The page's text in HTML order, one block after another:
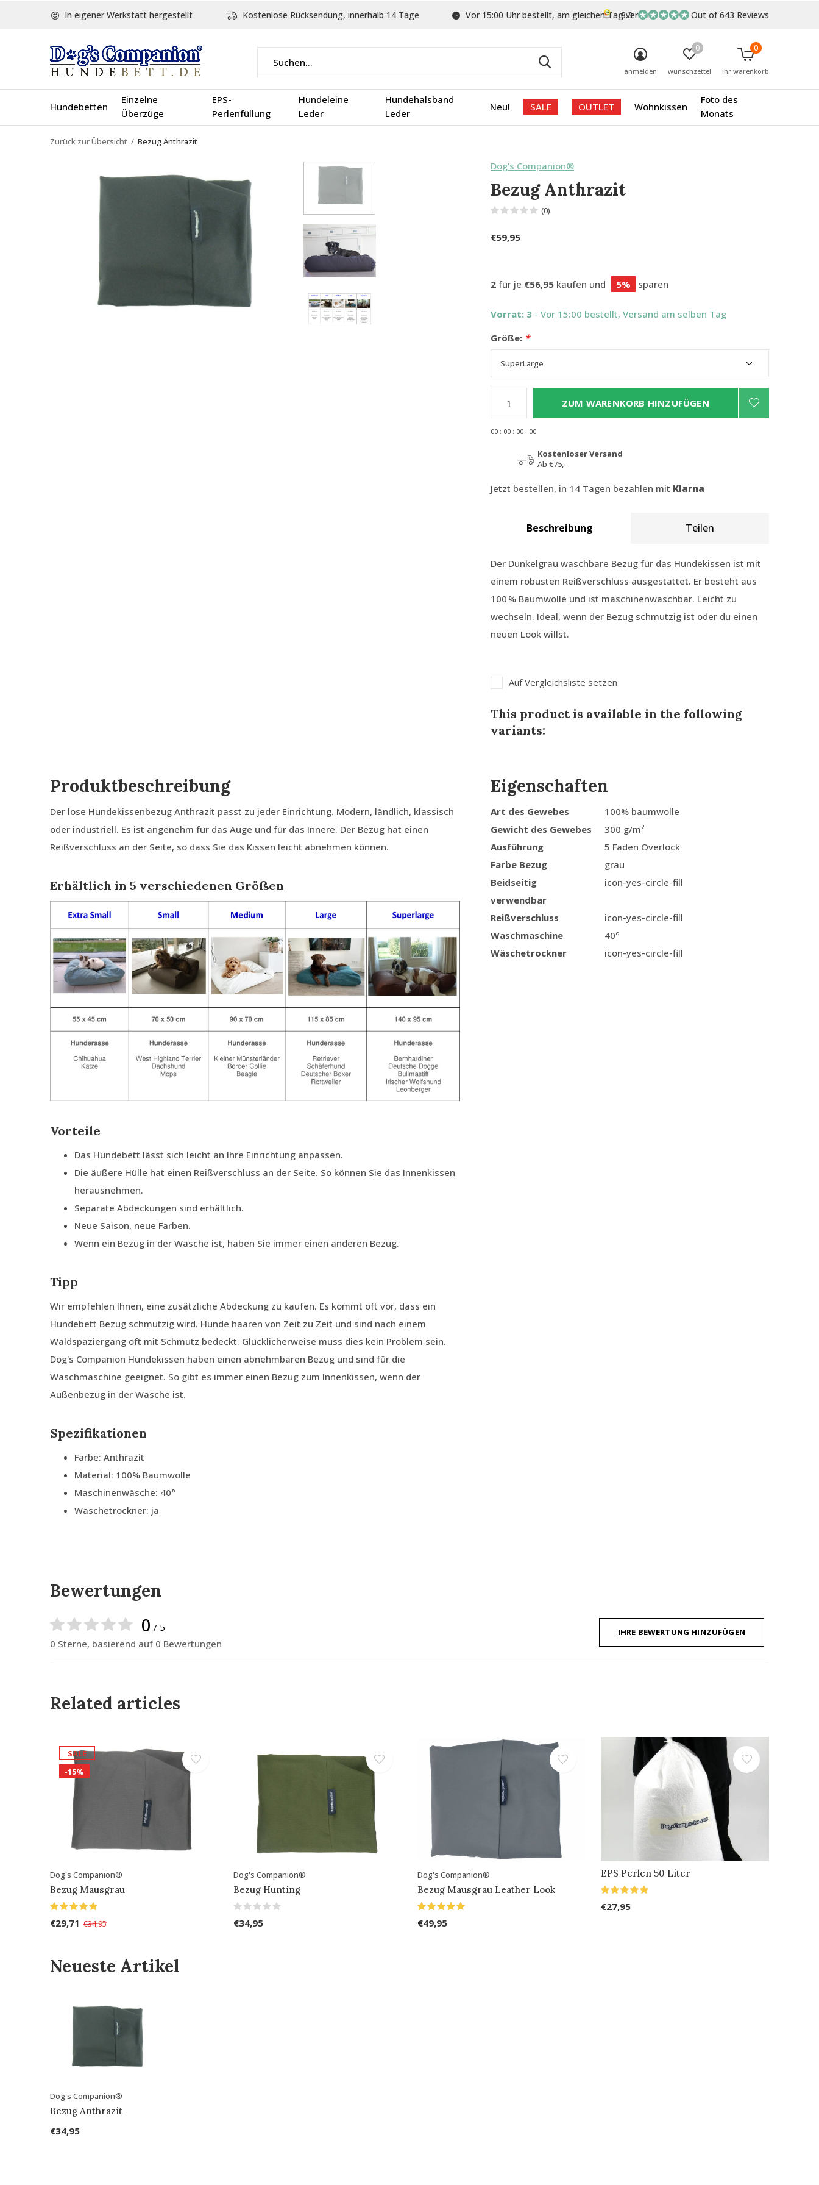
Hundebetten
Einzelne
Überzüge
EPS-
Perlenfüllung
Hundeleine
Leder
Hundehalsband
Leder
Neu! SALE OUTLET Wohnkissen
Foto des
Monats
anmelden wunschzettel
0
ihr warenkorb
0
In eigener Werkstatt hergestellt Kostenlose Rücksendung, innerhalb 14 Tage Vor 15:00 Uhr bestellt, am gleichen Tag versand
8.3 Out of 643 Reviews
Zurück zur Übersicht Bezug Anthrazit
Dog's Companion®
Bezug Anthrazit
(0)
€59,95
2 für je €56,95 kaufen und 5% sparen
Vorrat: 3 - Vor 15:00 bestellt, Versand am selben Tag
Größe: *
ZUM WARENKORB HINZUFÜGEN
00 : 00 : 00 : 00
Kostenloser Versand
Ab €75,-
Jetzt bestellen, in 14 Tagen bezahlen mit Klarna
Beschreibung Teilen
Der Dunkelgrau waschbare Bezug für das Hundekissen ist mit
einem robusten Reißverschluss ausgestattet. Er besteht aus
100 % Baumwolle und ist maschinenwaschbar. Leicht zu
wechseln. Ideal, wenn der Bezug schmutzig ist oder du einen
neuen Look willst.
Auf Vergleichsliste setzen
This product is available in the following
variants:
Produktbeschreibung
Der lose Hundekissenbezug Anthrazit passt zu jeder Einrichtung. Modern, ländlich, klassisch
oder industriell. Es ist angenehm für das Auge und für das Innere. Der Bezug hat einen
Reißverschluss an der Seite, so dass Sie das Kissen leicht abnehmen können.
Erhältlich in 5 verschiedenen Größen
Vorteile
Das Hundebett lässt sich leicht an Ihre Einrichtung anpassen.
Die äußere Hülle hat einen Reißverschluss an der Seite. So können Sie das Innenkissen
herausnehmen.
Separate Abdeckungen sind erhältlich.
Neue Saison, neue Farben.
Wenn ein Bezug in der Wäsche ist, haben Sie immer einen anderen Bezug.
Tipp
Wir empfehlen Ihnen, eine zusätzliche Abdeckung zu kaufen. Es kommt oft vor, dass ein
Hundebett Bezug schmutzig wird. Hunde haaren von Zeit zu Zeit und sind nach einem
Waldspaziergang oft mit Schmutz bedeckt. Glücklicherweise muss dies kein Problem sein.
Dog's Companion Hundekissen haben einen abnehmbaren Bezug und sind für die
Waschmaschine geeignet. So gibt es immer einen Bezug zum Innenkissen, wenn der
Außenbezug in der Wäsche ist.
Spezifikationen
Farbe: Anthrazit
Material: 100% Baumwolle
Maschinenwäsche: 40°
Wäschetrockner: ja
Eigenschaften
Art des Gewebes
100% baumwolle
Gewicht des Gewebes
300 g/m²
Ausführung
5 Faden Overlock
Farbe Bezug
grau
Beidseitig
verwendbar
icon-yes-circle-fill
Reißverschluss
icon-yes-circle-fill
Waschmaschine
40º
Wäschetrockner
icon-yes-circle-fill
Bewertungen
0 / 5
0 Sterne, basierend auf 0 Bewertungen
IHRE BEWERTUNG HINZUFÜGEN
Related articles
SALE
-15%
Dog's Companion®
Bezug Mausgrau
€29,71 €34,95
Dog's Companion®
Bezug Hunting
€34,95
Dog's Companion®
Bezug Mausgrau Leather Look
€49,95
EPS Perlen 50 Liter
€27,95
Neueste Artikel
Dog's Companion®
Bezug Anthrazit
€34,95